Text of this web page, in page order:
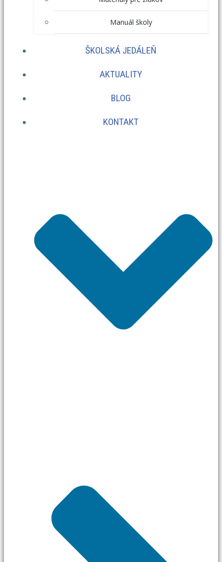
Manuál školy
ŠKOLSKÁ JEDÁLEŇ
AKTUALITY
BLOG
KONTAKT